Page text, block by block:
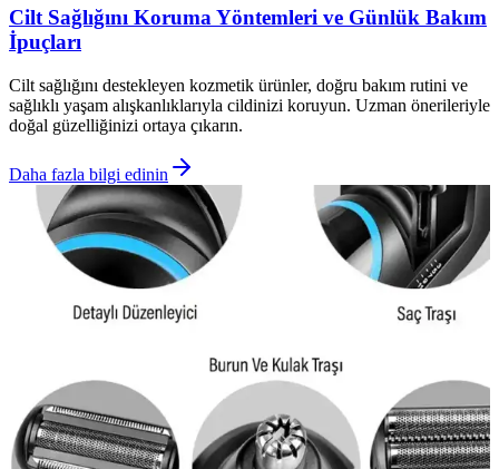
Cilt Sağlığını Koruma Yöntemleri ve Günlük Bakım
İpuçları
Cilt sağlığını destekleyen kozmetik ürünler, doğru bakım rutini ve
sağlıklı yaşam alışkanlıklarıyla cildinizi koruyun. Uzman önerileriyle
doğal güzelliğinizi ortaya çıkarın.
Daha fazla bilgi edinin